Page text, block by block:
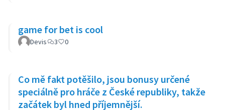
game for bet is cool
Devis 3 0
Co mě fakt potěšilo, jsou bonusy určené
speciálně pro hráče z České republiky, takže
začátek byl hned příjemnější.